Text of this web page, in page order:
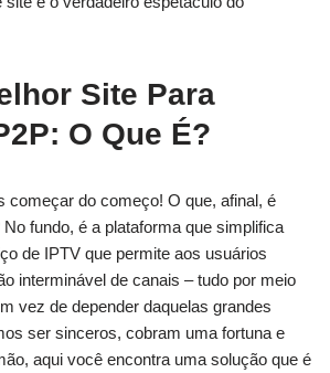
Site Para
O Que É?
começar do começo! O que, afinal, é
fundo, é a plataforma que simplifica
de IPTV que permite aos usuários
interminável de canais – tudo por meio
vez de depender daquelas grandes
ser sinceros, cobram uma fortuna e
aqui você encontra uma solução que é